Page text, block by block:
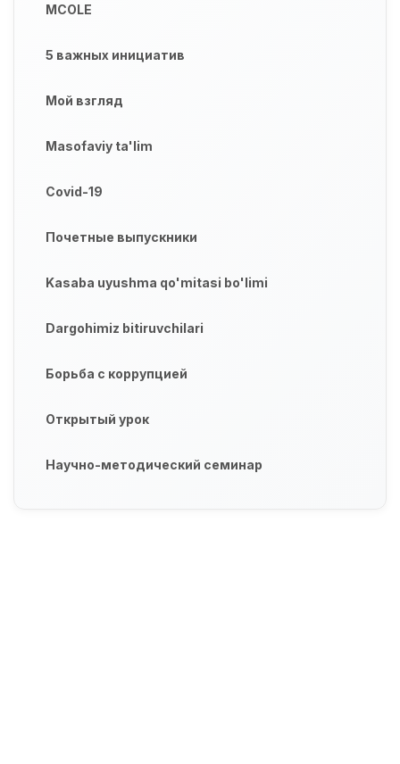
MCOLE
5 важных инициатив
Мой взгляд
Masofaviy ta'lim
Covid-19
Почетные выпускники
Kasaba uyushma qo'mitasi bo'limi
Dargohimiz bitiruvchilari
Борьба с коррупцией
Открытый урок
Научно-методический семинар